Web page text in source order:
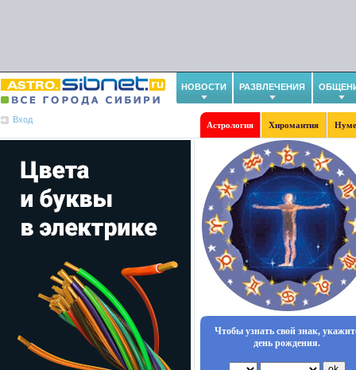
НОВОСТИ РАЗВЛЕЧЕНИЯ
Вход
Астрология Хиромантия
Чтобы узнать свой знак,
день рождения.